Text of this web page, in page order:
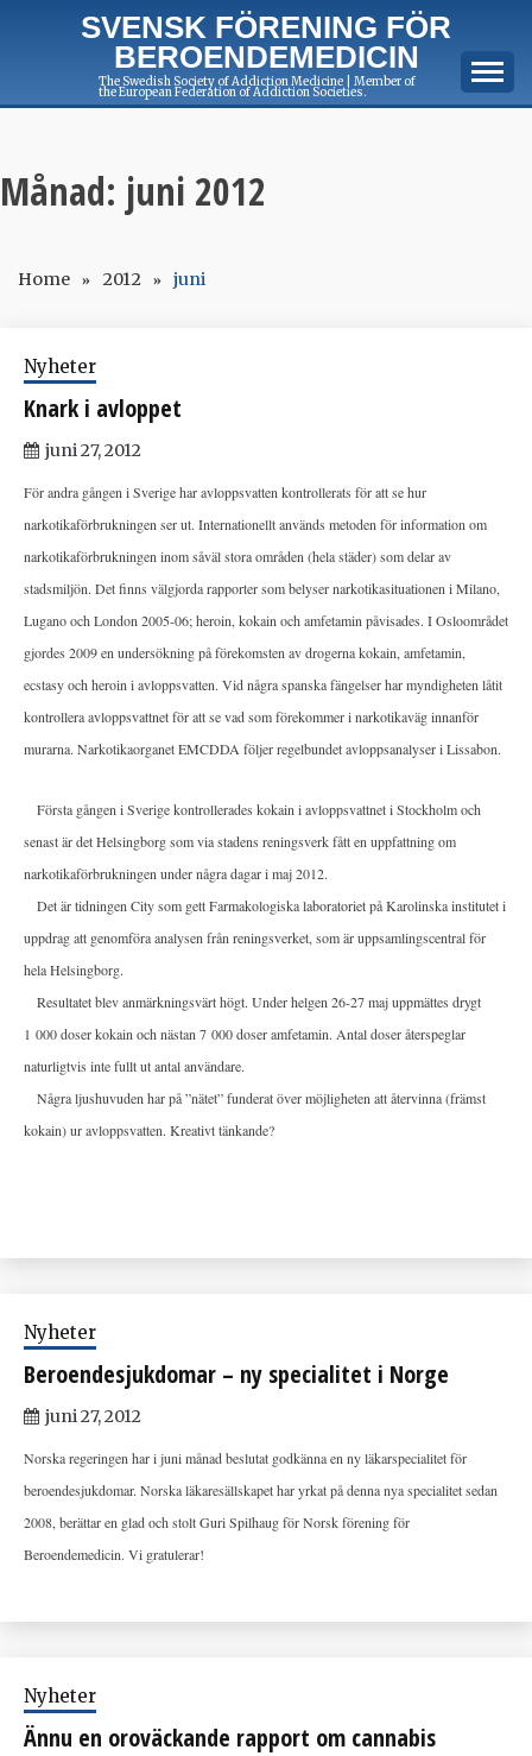
SVENSK FÖRENING FÖR
BEROENDEMEDICIN
The Swedish Society of Addiction Medicine | Member of
the European Federation of Addiction Societies.
Månad: juni 2012
Home 2012 juni
Nyheter
Knark i avloppet
juni 27, 2012
För andra gången i Sverige har avloppsvatten kontrollerats för att se hur
narkotikaförbrukningen ser ut. Internationellt används metoden för information om
narkotikaförbrukningen inom såväl stora områden (hela städer) som delar av
stadsmiljön. Det finns välgjorda rapporter som belyser narkotikasituationen i Milano,
Lugano och London 2005-06; heroin, kokain och amfetamin påvisades. I Osloområdet
gjordes 2009 en undersökning på förekomsten av drogerna kokain, amfetamin,
ecstasy och heroin i avloppsvatten. Vid några spanska fängelser har myndigheten låtit
kontrollera avloppsvattnet för att se vad som förekommer i narkotikaväg innanför
murarna. Narkotikaorganet EMCDDA följer regelbundet avloppsanalyser i Lissabon.
Första gången i Sverige kontrollerades kokain i avloppsvattnet i Stockholm och
senast är det Helsingborg som via stadens reningsverk fått en uppfattning om
narkotikaförbrukningen under några dagar i maj 2012.
Det är tidningen City som gett Farmakologiska laboratoriet på Karolinska institutet i
uppdrag att genomföra analysen från reningsverket, som är uppsamlingscentral för
hela Helsingborg.
Resultatet blev anmärkningsvärt högt. Under helgen 26-27 maj uppmättes drygt
1 000 doser kokain och nästan 7 000 doser amfetamin. Antal doser återspeglar
naturligtvis inte fullt ut antal användare.
Några ljushuvuden har på ”nätet” funderat över möjligheten att återvinna (främst
kokain) ur avloppsvatten. Kreativt tänkande?
Nyheter
Beroendesjukdomar – ny specialitet i Norge
juni 27, 2012
Norska regeringen har i juni månad beslutat godkänna en ny läkarspecialitet för
beroendesjukdomar. Norska läkaresällskapet har yrkat på denna nya specialitet sedan
2008, berättar en glad och stolt Guri Spilhaug för Norsk förening för
Beroendemedicin. Vi gratulerar!
Nyheter
Ännu en oroväckande rapport om cannabis